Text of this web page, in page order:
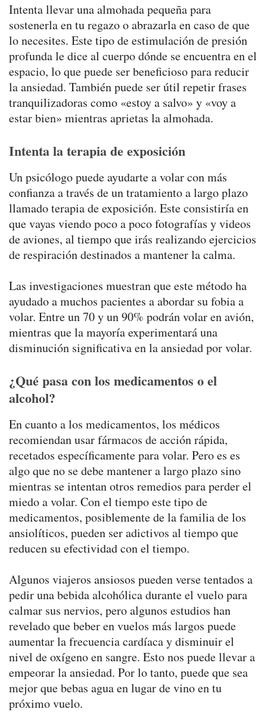
Intenta llevar una almohada pequeña para
sostenerla en tu regazo o abrazarla en caso de que
lo necesites. Este tipo de estimulación de presión
profunda le dice al cuerpo dónde se encuentra en el
espacio, lo que puede ser beneficioso para reducir
la ansiedad. También puede ser útil repetir frases
tranquilizadoras como «estoy a salvo» y «voy a
estar bien» mientras aprietas la almohada.
Intenta la terapia de exposición
Un psicólogo puede ayudarte a volar con más
confianza a través de un tratamiento a largo plazo
llamado terapia de exposición. Este consistiría en
que vayas viendo poco a poco fotografías y videos
de aviones, al tiempo que irás realizando ejercicios
de respiración destinados a mantener la calma.
Las investigaciones muestran que este método ha
ayudado a muchos pacientes a abordar su fobia a
volar. Entre un 70 y un 90% podrán volar en avión,
mientras que la mayoría experimentará una
disminución significativa en la ansiedad por volar.
¿Qué pasa con los medicamentos o el
alcohol?
En cuanto a los medicamentos, los médicos
recomiendan usar fármacos de acción rápida,
recetados específicamente para volar. Pero es es
algo que no se debe mantener a largo plazo sino
mientras se intentan otros remedios para perder el
miedo a volar. Con el tiempo este tipo de
medicamentos, posiblemente de la familia de los
ansiolíticos, pueden ser adictivos al tiempo que
reducen su efectividad con el tiempo.
Algunos viajeros ansiosos pueden verse tentados a
pedir una bebida alcohólica durante el vuelo para
calmar sus nervios, pero algunos estudios han
revelado que beber en vuelos más largos puede
aumentar la frecuencia cardíaca y disminuir el
nivel de oxígeno en sangre. Esto nos puede llevar a
empeorar la ansiedad. Por lo tanto, puede que sea
mejor que bebas agua en lugar de vino en tu
próximo vuelo.